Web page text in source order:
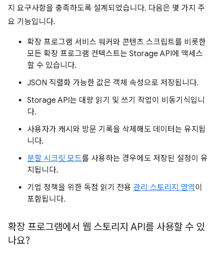
지 요구사항을 충족하도록 설계되었습니다. 다음은 몇 가지 주
요 기능입니다.
확장 프로그램 서비스 워커와 콘텐츠 스크립트를 비롯한
모든 확장 프로그램 컨텍스트는 Storage API에 액세스
할 수 있습니다.
JSON 직렬화 가능한 값은 객체 속성으로 저장됩니다.
Storage API는 대량 읽기 및 쓰기 작업이 비동기식입니
다.
사용자가 캐시와 방문 기록을 삭제해도 데이터는 유지됩
니다.
분할 시크릿 모드를 사용하는 경우에도 저장된 설정이 유
지됩니다.
기업 정책을 위한 독점 읽기 전용 관리 스토리지 영역이
포함됩니다.
확장 프로그램에서 웹 스토리지 API를 사용할 수 있
나요?